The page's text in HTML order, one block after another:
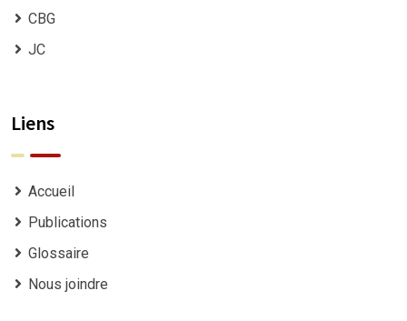
CBG
JC
Liens
Accueil
Publications
Glossaire
Nous joindre